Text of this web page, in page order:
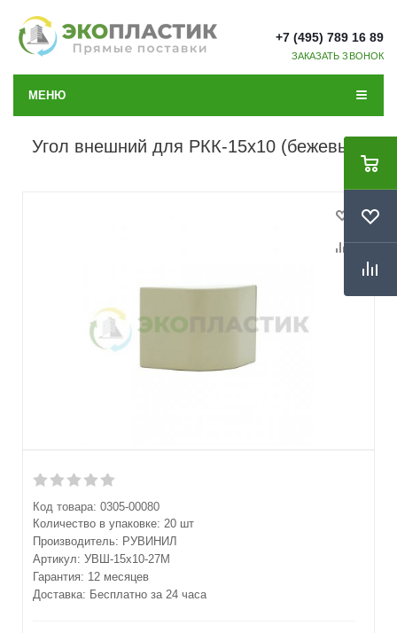
+7 (495) 789 16 89
ЗАКАЗАТЬ ЗВОНОК
МЕНЮ
Угол внешний для РКК-15х10 (бежевый)
Код товара: 0305-00080
Количество в упаковке: 20 шт
Производитель: РУВИНИЛ
Артикул: УВШ-15х10-27М
Гарантия: 12 месяцев
Доставка: Бесплатно за 24 часа